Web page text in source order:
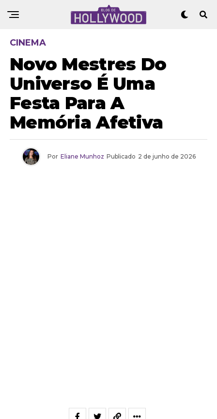
CINEMA
Novo Mestres Do
Universo É Uma
Festa Para A
Memória Afetiva
Por Eliane Munhoz Publicado 2 de junho de 2026